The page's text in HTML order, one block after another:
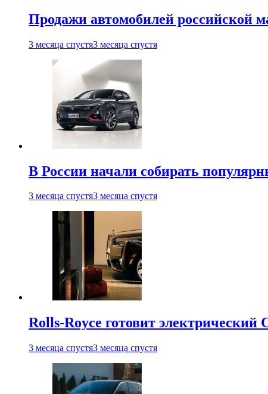
Продажи автомобилей российской
3 месяца спустя3 месяца спустя
В России начали собирать
3 месяца спустя3 месяца спустя
Rolls-Royce готовит
3 месяца спустя3 месяца спустя